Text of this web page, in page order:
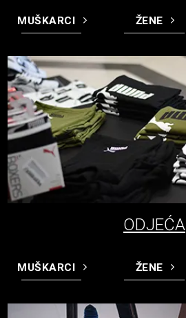
MUŠKARCI ŽENE
ODJEĆA
MUŠKARCI ŽENE